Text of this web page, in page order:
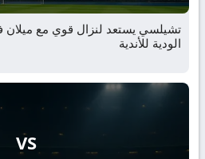
تشيلسي يستعد لنزال قوي مع ميلان
الودية للأندية
VS